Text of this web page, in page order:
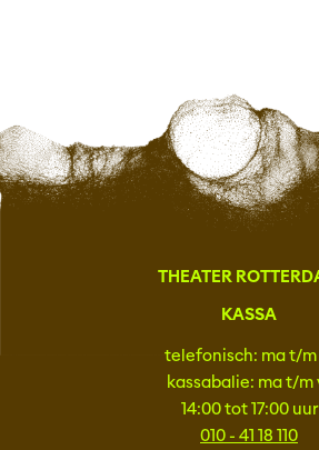
THEATER
KASSA
telefonisch: ma t/m
kassabalie: ma t/m
14:00 tot 17:00 uur
010 - 41 18 110